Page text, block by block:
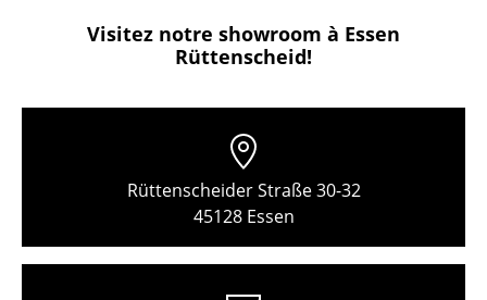
Chemnitz
Visitez notre showroom à Essen
Rüttenscheid!
Rüttenscheider Straße 30-32
45128 Essen